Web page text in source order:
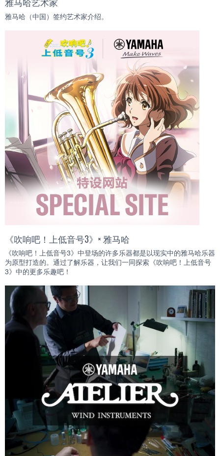
雅马哈（中国）签约艺术家介绍。
《吹响吧！上低音号3》× 雅马哈
《吹响吧！上低音号3》中登场的许多乐器都是以现实中的雅马哈乐器
为原型打造的。通过了解乐器，让我们一同探索《吹响吧！上低音号
3》中的更多乐趣吧！